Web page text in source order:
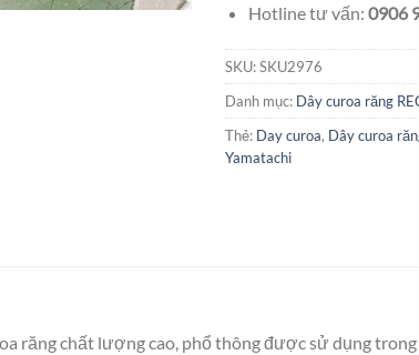
Hotline tư vấn: 0906
SKU:SKU2976
Danh mục: Dây curoa răng
Thẻ: Day curoa, Dây curoa
Yamatachi
răng chất lượng cao, phổ thông được sử dụng